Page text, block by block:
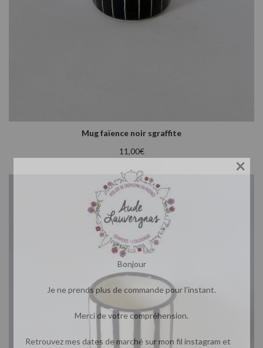
Mug faïence noir sgraffite
11,00€
Bonjour
Je ne prends plus de commande pour l’instant.
Merci de votre compréhension.
Retrouvez mes dates de marché sur mon fil instagram et
×